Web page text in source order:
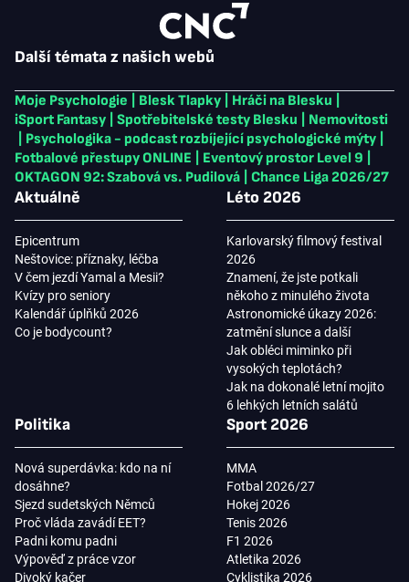
Další témata z našich webů
Moje Psychologie Blesk Tlapky Hráči na Blesku
iSport Fantasy
Spotřebitelské testy Blesku
Nemovitosti
Psychologika - podcast rozbíjející psychologické mýty
Fotbalové přestupy ONLINE
Eventový prostor Level 9
OKTAGON 92: Szabová vs. Pudilová
Chance Liga 2026/27
Aktuálně
Epicentrum
Neštovice: příznaky, léčba
V čem jezdí Yamal a Mesii?
Kvízy pro seniory
Kalendář úplňků 2026
Co je bodycount?
Léto 2026
Karlovarský filmový festival
2026
Znamení, že jste potkali
někoho z minulého života
Astronomické úkazy 2026:
zatmění slunce a další
Jak obléci miminko při
vysokých teplotách?
Jak na dokonalé letní mojito
6 lehkých letních salátů
Politika
Nová superdávka: kdo na ní
dosáhne?
Sjezd sudetských Němců
Proč vláda zavádí EET?
Padni komu padni
Výpověď z práce vzor
Divoký kačer
Sport 2026
MMA
Fotbal 2026/27
Hokej 2026
Tenis 2026
F1 2026
Atletika 2026
Cyklistika 2026